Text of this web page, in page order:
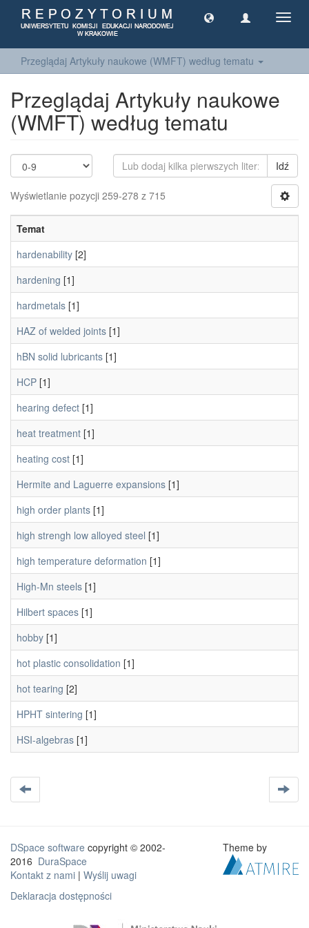
Przeglądaj Artykuły naukowe (WMFT) według tematu
Przeglądaj Artykuły naukowe
(WMFT) według tematu
Idź
Wyświetlanie pozycji 259-278 z 715
Temat
hardenability [2]
hardening [1]
hardmetals [1]
HAZ of welded joints [1]
hBN solid lubricants [1]
HCP [1]
hearing defect [1]
heat treatment [1]
heating cost [1]
Hermite and Laguerre expansions [1]
high order plants [1]
high strengh low alloyed steel [1]
high temperature deformation [1]
High-Mn steels [1]
Hilbert spaces [1]
hobby [1]
hot plastic consolidation [1]
hot tearing [2]
HPHT sintering [1]
HSI-algebras [1]
DSpace software copyright © 2002-
2016 DuraSpace
Kontakt z nami | Wyślij uwagi
Deklaracja dostępności
Theme by